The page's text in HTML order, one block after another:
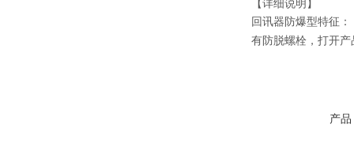
【详细说明】
回讯器防爆型特征
有防脱螺栓，打开
产品